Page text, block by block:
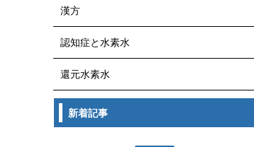
漢方
認知症と水素水
還元水素水
新着記事